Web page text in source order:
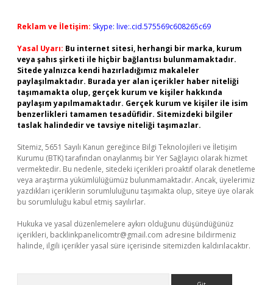
Reklam ve İletişim: Skype: live:.cid.575569c608265c69
Yasal Uyarı: Bu internet sitesi, herhangi bir marka, kurum
veya şahıs şirketi ile hiçbir bağlantısı bulunmamaktadır.
Sitede yalnızca kendi hazırladığımız makaleler
paylaşılmaktadır. Burada yer alan içerikler haber niteliği
taşımamakta olup, gerçek kurum ve kişiler hakkında
paylaşım yapılmamaktadır. Gerçek kurum ve kişiler ile isim
benzerlikleri tamamen tesadüfidir. Sitemizdeki bilgiler
taslak halindedir ve tavsiye niteliği taşımazlar.
Sitemiz, 5651 Sayılı Kanun gereğince Bilgi Teknolojileri ve İletişim
Kurumu (BTK) tarafından onaylanmış bir Yer Sağlayıcı olarak hizmet
vermektedir. Bu nedenle, sitedeki içerikleri proaktif olarak denetleme
veya araştırma yükümlülüğümüz bulunmamaktadır. Ancak, üyelerimiz
yazdıkları içeriklerin sorumluluğunu taşımakta olup, siteye üye olarak
bu sorumluluğu kabul etmiş sayılırlar.
Hukuka ve yasal düzenlemelere aykırı olduğunu düşündüğünüz
içerikleri, backlinkpanelicomtr@gmail.com adresine bildirmeniz
halinde, ilgili içerikler yasal süre içerisinde sitemizden kaldırılacaktır.